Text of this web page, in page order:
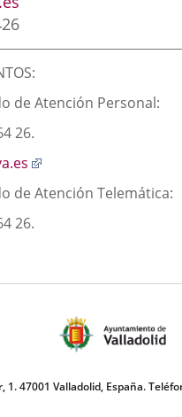
de Atención Personal:
26.
una
de Atención Telemática:
26.
1. 47001 Valladolid, España.